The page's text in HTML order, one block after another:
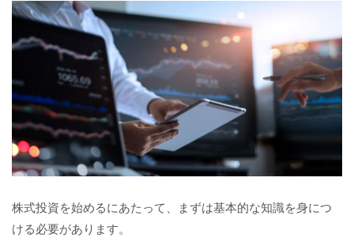
株式投資を始めるにあたって、まずは基本的な知識を身につ
ける必要があります。